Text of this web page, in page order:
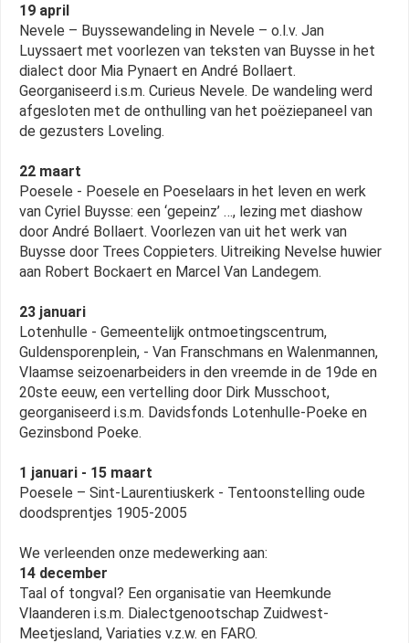
19 april
Nevele – Buyssewandeling in Nevele – o.l.v. Jan
Luyssaert met voorlezen van teksten van Buysse in het
dialect door Mia Pynaert en André Bollaert.
Georganiseerd i.s.m. Curieus Nevele. De wandeling werd
afgesloten met de onthulling van het poëziepaneel van
de gezusters Loveling.
22 maart
Poesele - Poesele en Poeselaars in het leven en werk
van Cyriel Buysse: een ‘gepeinz’ …, lezing met diashow
door André Bollaert. Voorlezen van uit het werk van
Buysse door Trees Coppieters. Uitreiking Nevelse huwier
aan Robert Bockaert en Marcel Van Landegem.
23 januari
Lotenhulle - Gemeentelijk ontmoetingscentrum,
Guldensporenplein, - Van Franschmans en Walenmannen,
Vlaamse seizoenarbeiders in den vreemde in de 19de en
20ste eeuw, een vertelling door Dirk Musschoot,
georganiseerd i.s.m. Davidsfonds Lotenhulle-Poeke en
Gezinsbond Poeke.
1 januari - 15 maart
Poesele – Sint-Laurentiuskerk - Tentoonstelling oude
doodsprentjes 1905-2005
We verleenden onze medewerking aan:
14 december
Taal of tongval? Een organisatie van Heemkunde
Vlaanderen i.s.m. Dialectgenootschap Zuidwest-
Meetjesland, Variaties v.z.w. en FARO.